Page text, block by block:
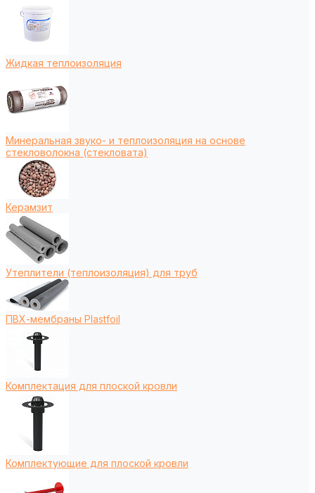
Жидкая теплоизоляция
Минеральная звуко- и теплоизоляция на основе
стекловолокна (стекловата)
Керамзит
Утеплители (теплоизоляция) для труб
ПВХ-мембраны Plastfoil
Комплектация для плоской кровли
Комплектующие для плоской кровли